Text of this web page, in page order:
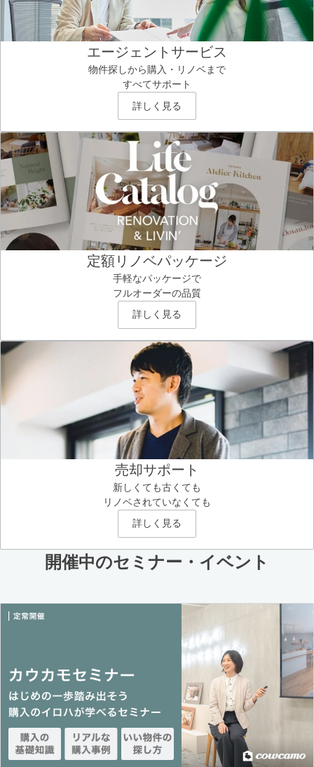
エージェントサービス
物件探しから購入・リノベまで
すべてサポート
詳しく見る
定額リノベパッケージ
手軽なパッケージで
フルオーダーの品質
詳しく見る
売却サポート
新しくても古くても
リノベされていなくても
詳しく見る
開催中のセミナー・イベント